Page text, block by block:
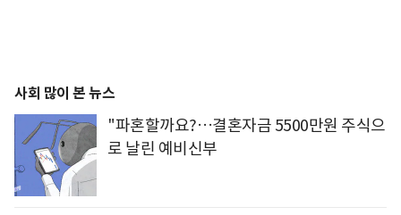
사회 많이 본 뉴스
"파혼할까요?…결혼자금 5500만원 주식으
로 날린 예비신부